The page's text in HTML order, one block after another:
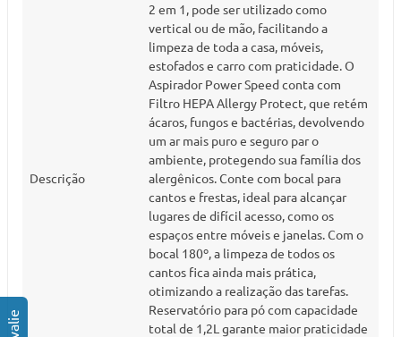
Descrição
2 em 1, pode ser utilizado como
vertical ou de mão, facilitando a
limpeza de toda a casa, móveis,
estofados e carro com praticidade. O
Aspirador Power Speed conta com
Filtro HEPA Allergy Protect, que retém
ácaros, fungos e bactérias, devolvendo
um ar mais puro e seguro par o
ambiente, protegendo sua família dos
alergênicos. Conte com bocal para
cantos e frestas, ideal para alcançar
lugares de difícil acesso, como os
espaços entre móveis e janelas. Com o
bocal 180º, a limpeza de todos os
cantos fica ainda mais prática,
otimizando a realização das tarefas.
Reservatório para pó com capacidade
total de 1,2L garante maior praticidade